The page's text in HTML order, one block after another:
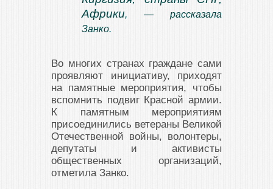
Африки, — рассказала
Занко.
Во многих странах граждане сами
проявляют инициативу, приходят
на памятные мероприятия, чтобы
вспомнить подвиг Красной армии.
К памятным мероприятиям
присоединились ветераны Великой
Отечественной войны, волонтеры,
депутаты и активисты
общественных организаций,
отметила Занко.